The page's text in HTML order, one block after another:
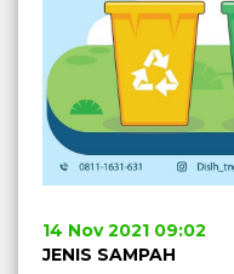
14 Nov 2021 09:02
JENIS SAMPAH